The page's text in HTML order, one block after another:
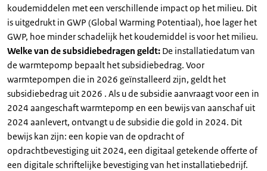
koudemiddelen met een verschillende impact op het milieu. Dit
is uitgedrukt in GWP (Global Warming Potentiaal), hoe lager het
GWP, hoe minder schadelijk het koudemiddel is voor het milieu.
Welke van de subsidiebedragen geldt: De installatiedatum van
de warmtepomp bepaalt het subsidiebedrag. Voor
warmtepompen die in 2026 geïnstalleerd zijn, geldt het
subsidiebedrag uit 2026 . Als u de subsidie aanvraagt voor een in
2024 aangeschaft warmtepomp en een bewijs van aanschaf uit
2024 aanlevert, ontvangt u de subsidie die gold in 2024. Dit
bewijs kan zijn: een kopie van de opdracht of
opdrachtbevestiging uit 2024, een digitaal getekende offerte of
een digitale schriftelijke bevestiging van het installatiebedrijf.